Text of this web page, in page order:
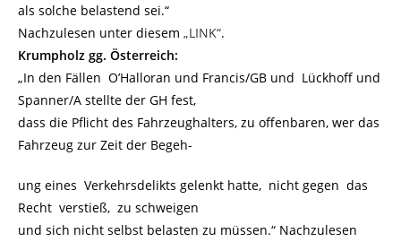
als solche belastend sei.“
Nachzulesen unter diesem „LINK“.
Krumpholz gg. Österreich:
„In den Fällen O’Halloran und Francis/GB und Lückhoff und
Spanner/A stellte der GH fest,
dass die Pflicht des Fahrzeughalters, zu offenbaren, wer das
Fahrzeug zur Zeit der Begeh-
ung eines Verkehrsdelikts gelenkt hatte, nicht gegen das
Recht verstieß, zu schweigen
und sich nicht selbst belasten zu müssen.“ Nachzulesen